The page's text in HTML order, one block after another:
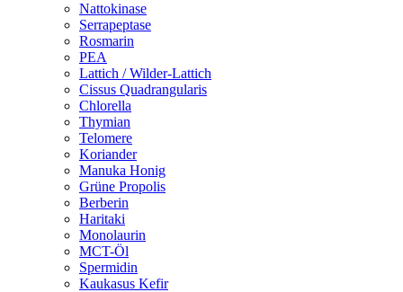
Nattokinase
Serrapeptase
Rosmarin
PEA
Lattich / Wilder-Lattich
Cissus Quadrangularis
Chlorella
Thymian
Telomere
Koriander
Manuka Honig
Grüne Propolis
Berberin
Haritaki
Monolaurin
MCT-Öl
Spermidin
Kaukasus Kefir